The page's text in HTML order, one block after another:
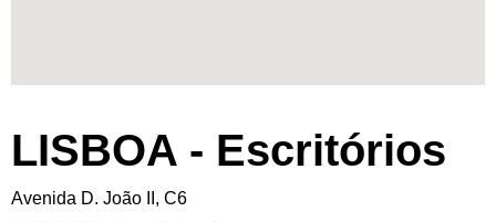
LISBOA - Escritórios
Avenida D. João II, C6